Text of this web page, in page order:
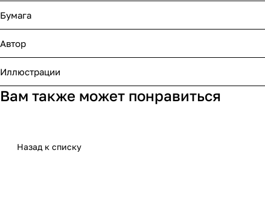
Бумага
Автор
Иллюстрации
Вам также может понравиться
Назад к списку